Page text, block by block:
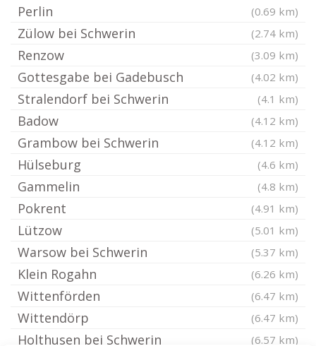
Perlin (0.69 km)
Zülow bei Schwerin (2.74 km)
Renzow (3.09 km)
Gottesgabe bei Gadebusch (4.02 km)
Stralendorf bei Schwerin (4.1 km)
Badow (4.12 km)
Grambow bei Schwerin (4.12 km)
Hülseburg (4.6 km)
Gammelin (4.8 km)
Pokrent (4.91 km)
Lützow (5.01 km)
Warsow bei Schwerin (5.37 km)
Klein Rogahn (6.26 km)
Wittenförden (6.47 km)
Wittendörp (6.47 km)
Holthusen bei Schwerin (6.57 km)